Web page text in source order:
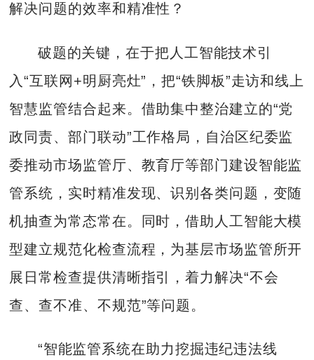
解决问题的效率和精准性？
破题的关键，在于把人工智能技术引
入“互联网+明厨亮灶”，把“铁脚板”走访和线上
智慧监管结合起来。借助集中整治建立的“党
政同责、部门联动”工作格局，自治区纪委监
委推动市场监管厅、教育厅等部门建设智能监
管系统，实时精准发现、识别各类问题，变随
机抽查为常态常在。同时，借助人工智能大模
型建立规范化检查流程，为基层市场监管所开
展日常检查提供清晰指引，着力解决“不会
查、查不准、不规范”等问题。
“智能监管系统在助力挖掘违纪违法线